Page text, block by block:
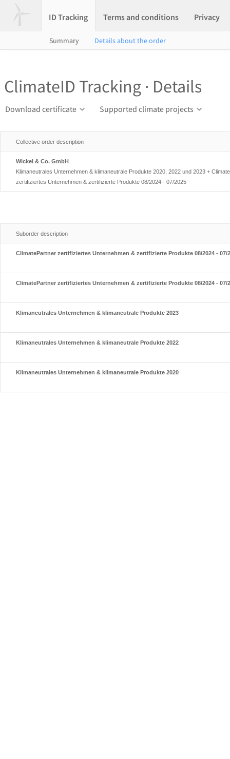
ID Tracking Terms and conditions Privacy
Summary Details about the order
ClimateID Tracking · Details
Download certificate Supported climate projects
Collective order description
Wickel & Co. GmbH
Klimaneutrales Unternehmen & klimaneutrale Produkte 2020, 2022 und 2023 +
zertifiziertes Unternehmen & zertifizierte Produkte 08/2024 - 07/2025
Suborder description
ClimatePartner zertifiziertes Unternehmen & zertifizierte Produkte 08/2024 - 07/
ClimatePartner zertifiziertes Unternehmen & zertifizierte Produkte 08/2024 - 07/
Klimaneutrales Unternehmen & klimaneutrale Produkte 2023
Klimaneutrales Unternehmen & klimaneutrale Produkte 2022
Klimaneutrales Unternehmen & klimaneutrale Produkte 2020